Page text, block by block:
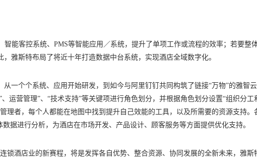
能客控系统、PMS等智能应用／系统，提升了单项工作或流程的效率；若要整
雅斯特布局了将近十年打造数据中台系统，实现酒店全域数字化。
一个个系统、应用开始研发，到如今与阿里钉钉共同构筑了链接“万物”的雅智
运营管理”、“技术支持”等关键项进行角色划分，并根据角色划分设置“组织分工
理者，每个人都能在地图中找到提升自己效能的工具，以及所需要的资源支持。
据进行分析，为酒店在市场开发、产品设计、顾客服务等方面提供优化支持。
锁酒店业的新赛程，将是发挥各自优势、整合资源、协同发展的全新未来，雅斯